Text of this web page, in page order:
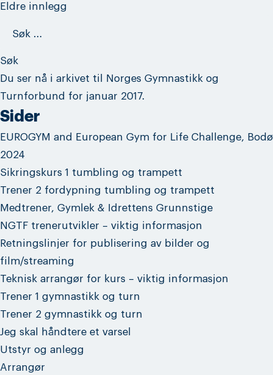
Innleggnavigasjon
Eldre innlegg
etter:
Du ser nå i arkivet til
Norges Gymnastikk og
Turnforbund for januar 2017.
Sider
EUROGYM and European Gym for Life Challenge, Bodø
2024
Sikringskurs 1 tumbling og trampett
Trener 2 fordypning tumbling og trampett
Medtrener, Gymlek & Idrettens Grunnstige
NGTF trenerutvikler – viktig informasjon
Retningslinjer for publisering av bilder og
film/streaming
Teknisk arrangør for kurs – viktig informasjon
Trener 1 gymnastikk og turn
Trener 2 gymnastikk og turn
Jeg skal håndtere et varsel
Utstyr og anlegg
Arrangør